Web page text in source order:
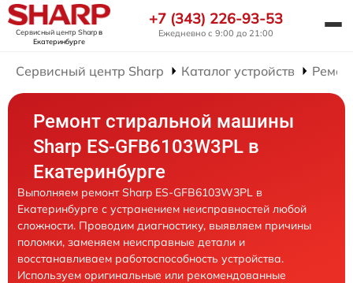
Сервисный центр Sharpв
Екатеринбурге
+7 (343) 226-93-53
Ежедневно с 9:00 до 21:00
Сервисный центр Sharp Каталог устройств
Ремонт стиральной машины
Sharp ES-GFB6103W3PL в
Екатеринбурге
Выполняем ремонт Sharp ES-GFB6103W3PL в
Екатеринбурге с устранением неисправностей любой
сложности. Проводим диагностику, выявляем причины
поломки, заменяем неисправные детали и
восстанавливаем работоспособность устройства.
Используем оригинальные или рекомендованные